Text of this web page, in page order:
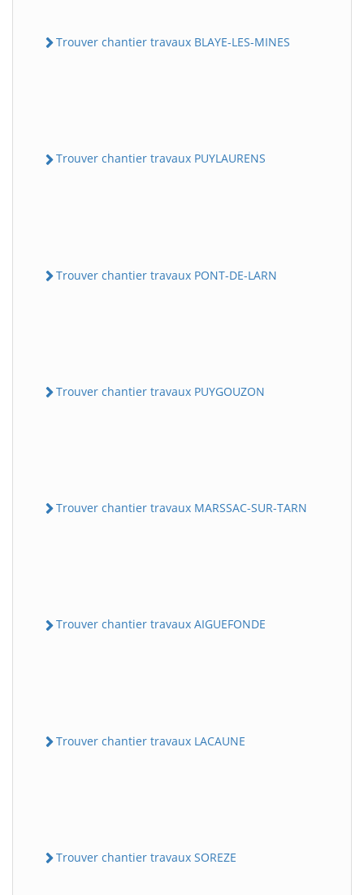
Trouver chantier travaux BLAYE-LES-MINES
Trouver chantier travaux PUYLAURENS
Trouver chantier travaux PONT-DE-LARN
Trouver chantier travaux PUYGOUZON
Trouver chantier travaux MARSSAC-SUR-TARN
Trouver chantier travaux AIGUEFONDE
Trouver chantier travaux LACAUNE
Trouver chantier travaux SOREZE